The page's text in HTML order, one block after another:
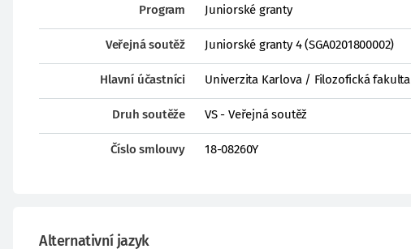
Program Juniorské granty
Veřejná soutěž Juniorské granty 4 (SGA0201800002)
Hlavní účastníci Univerzita Karlova / Filozofická fakulta
Druh soutěže VS - Veřejná soutěž
Číslo smlouvy 18-08260Y
Alternativní jazyk